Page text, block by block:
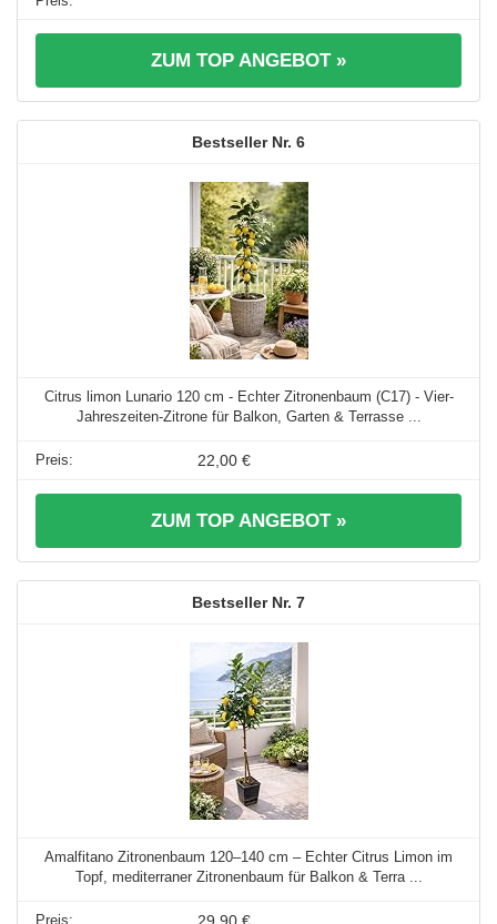
ZUM TOP ANGEBOT »
6
Citrus limon Lunario 120 cm - Echter Zitronenbaum (C17) - Vier-
Jahreszeiten-Zitrone für Balkon, Garten & Terrasse ...
22,00 €
ZUM TOP ANGEBOT »
7
Amalfitano Zitronenbaum 120–140 cm – Echter Citrus Limon im
Topf, mediterraner Zitronenbaum für Balkon & Terra ...